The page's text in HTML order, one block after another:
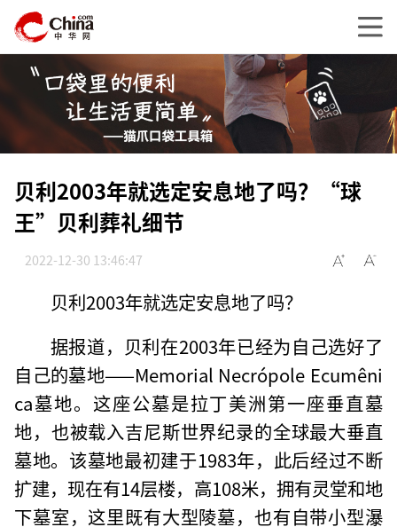
贝利2003年就选定安息地了吗？“球
王”贝利葬礼细节
2022-12-30 13:46:47
贝利2003年就选定安息地了吗？
据报道，贝利在2003年已经为自己选好了
自己的墓地——Memorial Necrópole Ecumêni
ca墓地。这座公墓是拉丁美洲第一座垂直墓
地，也被载入吉尼斯世界纪录的全球最大垂直
墓地。该墓地最初建于1983年，此后经过不断
扩建，现在有14层楼，高108米，拥有灵堂和地
下墓室，这里既有大型陵墓，也有自带小型瀑